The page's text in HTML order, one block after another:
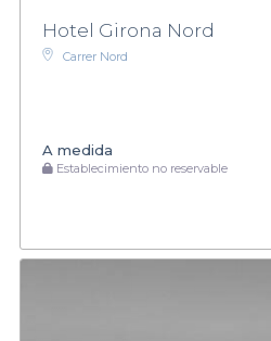
Hotel Girona Nord
Carrer Nord
A medida
Establecimiento no reservable